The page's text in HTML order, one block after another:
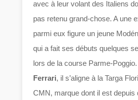
avec à leur volant des Italiens
pas retenu grand-chose. A une
parmi eux figure un jeune
qui a fait ses débuts quelques
lors de la course Parme-
Ferrari, il s’aligne à la Targa
CMN, marque dont il est depuis